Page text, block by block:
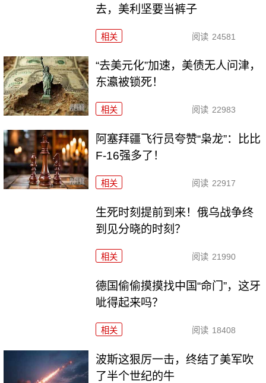
去，美利坚要当裤子
相关 阅读 24581
“去美元化”加速，美债无人问津，
东瀛被锁死！
相关 阅读 22983
阿塞拜疆飞行员夸赞“枭龙”：比比
F-16强多了！
相关 阅读 22917
生死时刻提前到来！俄乌战争终
到见分晓的时刻？
相关 阅读 21990
德国偷偷摸摸找中国“命门”，这牙
呲得起来吗？
相关 阅读 18408
波斯这狠厉一击，终结了美军吹
了半个世纪的牛